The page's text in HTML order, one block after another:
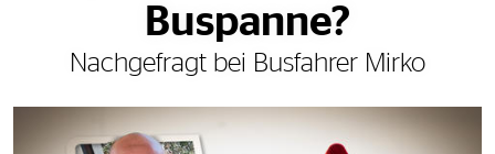
Buspanne?
Nachgefragt bei Busfahrer Mirko